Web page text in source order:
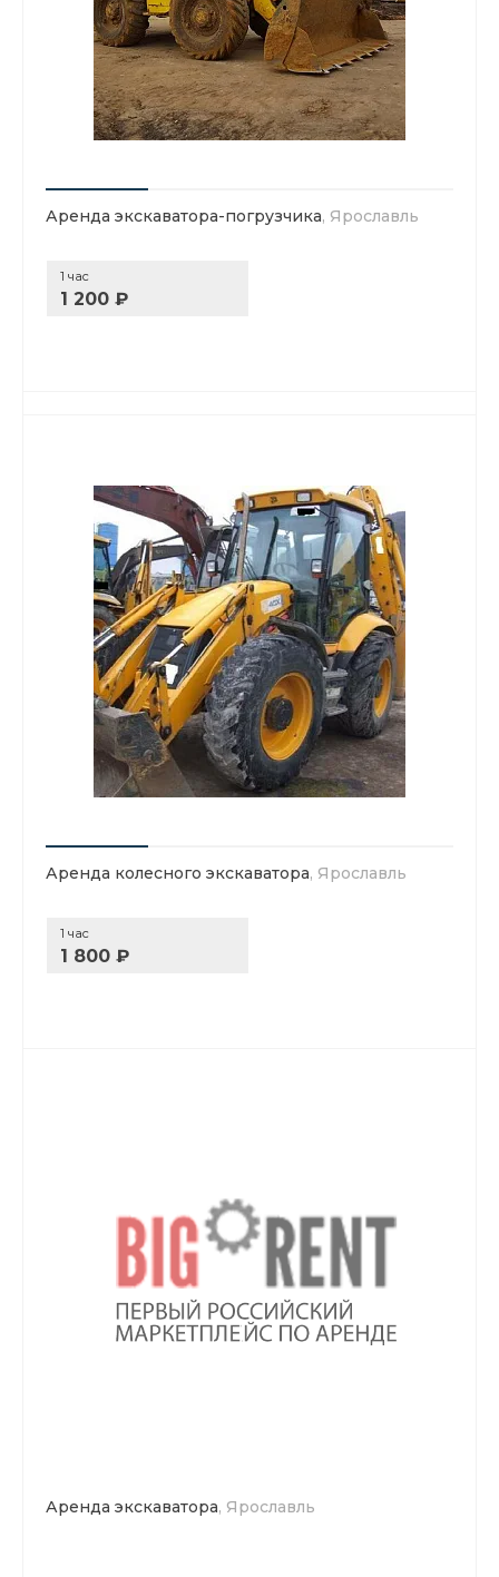
Аренда экскаватора-погрузчика, Ярославль
1 час
1 200 ₽
Аренда колесного экскаватора, Ярославль
1 час
1 800 ₽
Аренда экскаватора, Ярославль